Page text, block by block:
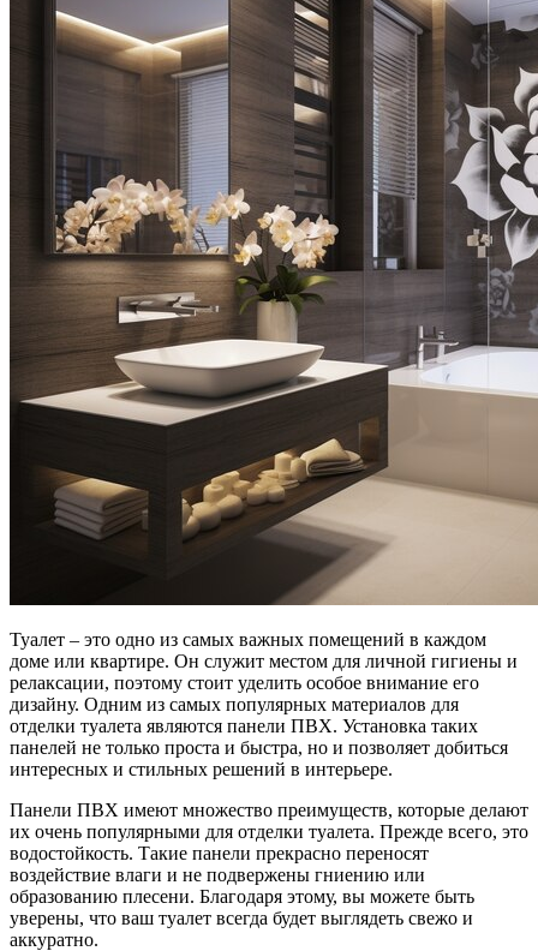
Туалет – это одно из самых важных помещений в каждом
доме или квартире. Он служит местом для личной гигиены и
релаксации, поэтому стоит уделить особое внимание его
дизайну. Одним из самых популярных материалов для
отделки туалета являются панели ПВХ. Установка таких
панелей не только проста и быстра, но и позволяет добиться
интересных и стильных решений в интерьере.
Панели ПВХ имеют множество преимуществ, которые делают
их очень популярными для отделки туалета. Прежде всего, это
водостойкость. Такие панели прекрасно переносят
воздействие влаги и не подвержены гниению или
образованию плесени. Благодаря этому, вы можете быть
уверены, что ваш туалет всегда будет выглядеть свежо и
аккуратно.